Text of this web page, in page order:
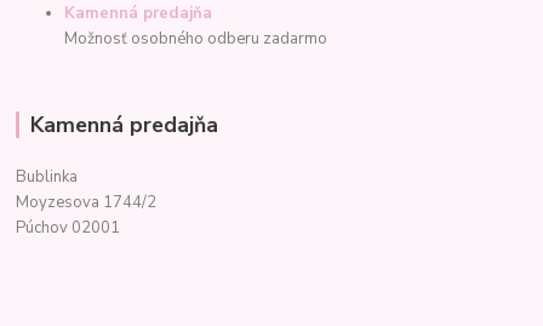
Kamenná predajňa
Možnosť osobného odberu zadarmo
Kamenná predajňa
Bublinka
Moyzesova 1744/2
Púchov 02001